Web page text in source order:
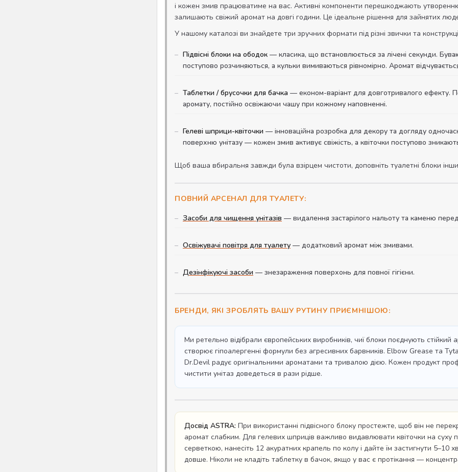
і кожен змив працюватиме на вас. Активні компоненти перешкоджають
залишають свіжий аромат на довгі години. Це ідеальне рішення для зайнятих
У нашому каталозі ви знайдете три зручних формати під різні звички та
Підвісні блоки на ободок — класика, що встановлюється за лічені секунди.
поступово розчиняються, а кульки вимиваються рівномірно. Аромат
Таблетки / брусочки для бачка — економ-варіант для довготривалого ефекту.
аромату, постійно освіжаючи чашу при кожному наповненні.
Гелеві шприци-квіточки — інноваційна розробка для декору та догляду
поверхню унітазу — кожен змив активує свіжість, а квіточки поступово
Щоб ваша вбиральня завжди була взірцем чистоти, доповніть туалетні блоки
ПОВНИЙ АРСЕНАЛ ДЛЯ ТУАЛЕТУ:
Засоби для чищення унітазів — видалення застарілого нальоту та каменю
Освіжувачі повітря для туалету — додатковий аромат між змивами.
Дезінфікуючі засоби — знезараження поверхонь для повної гігієни.
БРЕНДИ, ЯКІ ЗРОБЛЯТЬ ВАШУ РУТИНУ ПРИЄМНІШОЮ:
Ми ретельно відібрали європейських виробників, чиї блоки поєднують
створює гіпоалергенні формули без агресивних барвників. Elbow Grease та
Dr.Devil радує оригінальними ароматами та тривалою дією. Кожен продукт
чистити унітаз доведеться в рази рідше.
Досвід ASTRA: При використанні підвісного блоку простежте, щоб він не
аромат слабким. Для гелевих шприців важливо видавлювати квіточки на суху
серветкою, нанесіть 12 акуратних крапель по колу і дайте їм застигнути
довше. Ніколи не кладіть таблетку в бачок, якщо у вас є протікання —